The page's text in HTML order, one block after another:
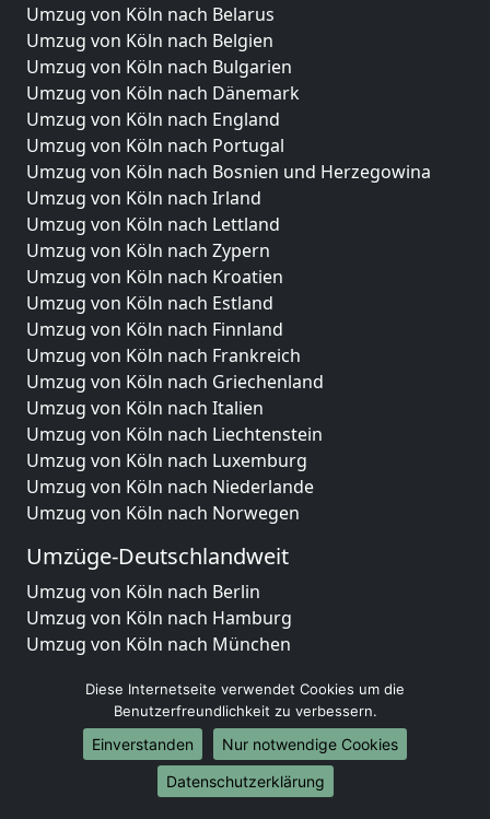
Umzug von Köln nach Belarus
Umzug von Köln nach Belgien
Umzug von Köln nach Bulgarien
Umzug von Köln nach Dänemark
Umzug von Köln nach England
Umzug von Köln nach Portugal
Umzug von Köln nach Bosnien und Herzegowina
Umzug von Köln nach Irland
Umzug von Köln nach Lettland
Umzug von Köln nach Zypern
Umzug von Köln nach Kroatien
Umzug von Köln nach Estland
Umzug von Köln nach Finnland
Umzug von Köln nach Frankreich
Umzug von Köln nach Griechenland
Umzug von Köln nach Italien
Umzug von Köln nach Liechtenstein
Umzug von Köln nach Luxemburg
Umzug von Köln nach Niederlande
Umzug von Köln nach Norwegen
Umzüge-Deutschlandweit
Umzug von Köln nach Berlin
Umzug von Köln nach Hamburg
Umzug von Köln nach München
Umzug von Köln nach Frankfurt am Main
Umzug von Köln nach Stuttgart
Umzug von Köln nach Düsseldorf
Umzug von Köln nach Leipzig
Umzug von Köln nach Dortmund
Diese Internetseite verwendet Cookies um die
Benutzerfreundlichkeit zu verbessern.
Einverstanden
Nur notwendige Cookies
Datenschutzerklärung